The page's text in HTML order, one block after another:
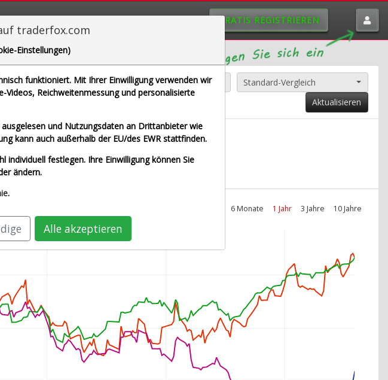
GRATIS REGISTRIEREN
Aktie
Alle Aktien entfernen
Standard-Vergleich
Aktualisieren
Allianz SE (Echtzeit Euro)
(Echtzeit Euro)
6 Monate 1 Jahr 3 Jahre 10 Jahre
traderfox.com
Einstellungen)
funktioniert. Mit Ihrer Einwilligung verwenden wir
Reichweitenmessung und personalisierte
und Nutzungsdaten an Drittanbieter wie
kann auch außerhalb der EU/des EWR stattfinden.
individuell festlegen. Ihre Einwilligung können Sie
ändern.
.
Alle akzeptieren